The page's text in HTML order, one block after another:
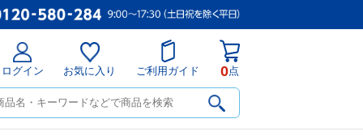
ログイン お気に入り ご利用ガイド 0点